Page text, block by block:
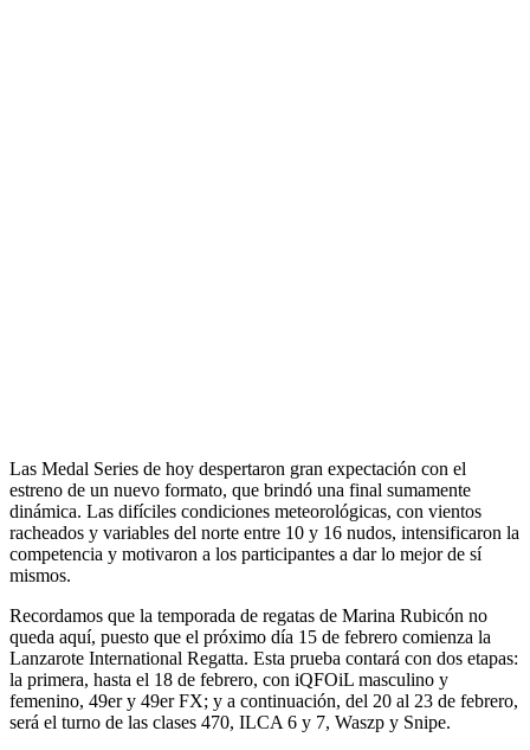
Las Medal Series de hoy despertaron gran expectación con el
estreno de un nuevo formato, que brindó una final sumamente
dinámica. Las difíciles condiciones meteorológicas, con vientos
racheados y variables del norte entre 10 y 16 nudos, intensificaron la
competencia y motivaron a los participantes a dar lo mejor de sí
mismos.
Recordamos que la temporada de regatas de Marina Rubicón no
queda aquí, puesto que el próximo día 15 de febrero comienza la
Lanzarote International Regatta. Esta prueba contará con dos etapas:
la primera, hasta el 18 de febrero, con iQFOiL masculino y
femenino, 49er y 49er FX; y a continuación, del 20 al 23 de febrero,
será el turno de las clases 470, ILCA 6 y 7, Waszp y Snipe.